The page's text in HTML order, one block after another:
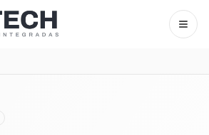
principal
Abrir